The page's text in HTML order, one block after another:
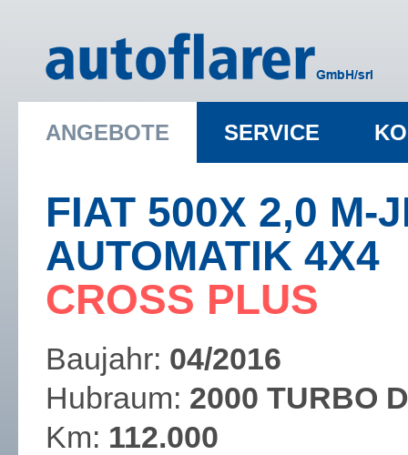
ANGEBOTE SERVICE
FIAT 500X 2,0 M-
AUTOMATIK 4X4
​CROSS PLUS
Baujahr: 04/2016
Hubraum: 2000 TURBO
Km: 112.000